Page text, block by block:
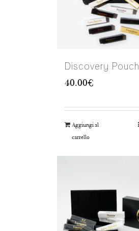
Discovery Pouch
40.00€
Aggiungi al
carrello